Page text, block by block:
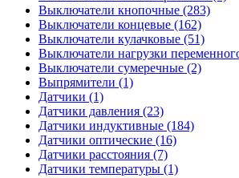
Выключатели кнопочные (283)
Выключатели концевые (162)
Выключатели кулачковые (51)
Выключатели нагрузки
Выключатели сумеречные (2)
Выпрямители (1)
Датчики (1)
Датчики давления (23)
Датчики индуктивные (184)
Датчики оптические (16)
Датчики расстояния (7)
Датчики температуры (1)